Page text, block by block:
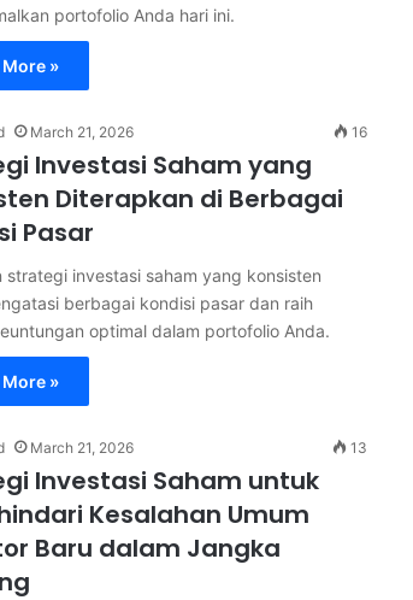
portofolio Anda hari ini.
More »
March 21, 2026 16
Investasi Saham yang
Diterapkan di Berbagai
Pasar
strategi investasi saham yang konsisten
berbagai kondisi pasar dan raih
optimal dalam portofolio Anda.
More »
March 21, 2026 13
Investasi Saham untuk
Kesalahan Umum
Baru dalam Jangka